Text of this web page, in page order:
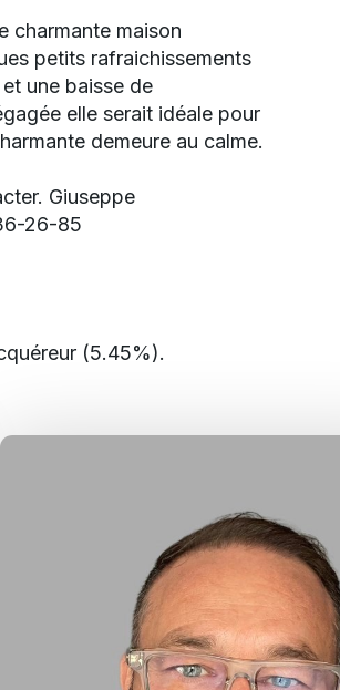
charmante maison
petits rafraichissements
une baisse de
elle serait idéale pour
demeure au calme.
Giuseppe
26-85
(5.45%).